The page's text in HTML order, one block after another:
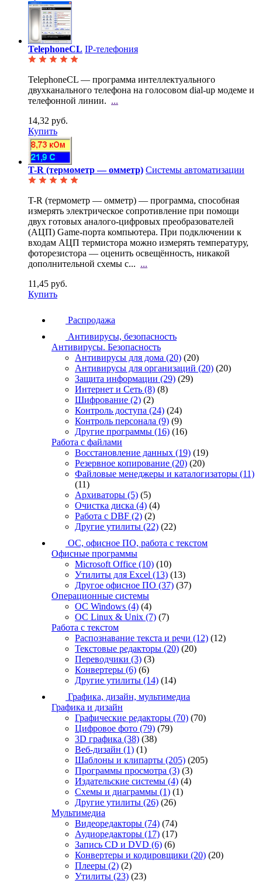
TelephoneCL IP-телефония
TelephoneCL — программа интеллектуального
двухканального телефона на голосовом dial-up модеме и
телефонной линии. ...
14,32 руб.
Купить
T-R (термометр — омметр) Системы автоматизации
T-R (термометр — омметр) — программа, способная
измерять электрическое сопротивление при помощи
двух готовых аналого-цифровых преобразователей
(АЦП) Game-порта компьютера. При подключении к
входам АЦП термистора можно измерять температуру,
фоторезистора — оценить освещённость, никакой
дополнительной схемы с... ...
11,45 руб.
Купить
Распродажа
Антивирусы, безопасность
Антивирусы. Безопасность
Антивирусы для дома (20) (20)
Антивирусы для организаций (20) (20)
Защита информации (29) (29)
Интернет и Сеть (8) (8)
Шифрование (2) (2)
Контроль доступа (24) (24)
Контроль персонала (9) (9)
Другие программы (16) (16)
Работа с файлами
Восстановление данных (19) (19)
Резервное копирование (20) (20)
Файловые менеджеры и каталогизаторы (11)
(11)
Архиваторы (5) (5)
Очистка диска (4) (4)
Работа с DBF (2) (2)
Другие утилиты (22) (22)
ОС, офисное ПО, работа с текстом
Офисные программы
Microsoft Office (10) (10)
Утилиты для Excel (13) (13)
Другое офисное ПО (37) (37)
Операционные системы
ОС Windows (4) (4)
ОС Linux & Unix (7) (7)
Работа с текстом
Распознавание текста и речи (12) (12)
Текстовые редакторы (20) (20)
Переводчики (3) (3)
Конвертеры (6) (6)
Другие утилиты (14) (14)
Графика, дизайн, мультимедиа
Графика и дизайн
Графические редакторы (70) (70)
Цифровое фото (79) (79)
3D графика (38) (38)
Веб-дизайн (1) (1)
Шаблоны и клипарты (205) (205)
Программы просмотра (3) (3)
Издательские системы (4) (4)
Схемы и диаграммы (1) (1)
Другие утилиты (26) (26)
Мультимедиа
Видеоредакторы (74) (74)
Аудиоредакторы (17) (17)
Запись CD и DVD (6) (6)
Конвертеры и кодировщики (20) (20)
Плееры (2) (2)
Утилиты (23) (23)